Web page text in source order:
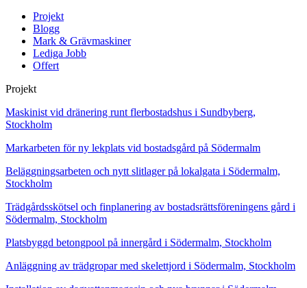
Projekt
Blogg
Mark & Grävmaskiner
Lediga Jobb
Offert
Projekt
Maskinist vid dränering runt flerbostadshus i Sundbyberg,
Stockholm
Markarbeten för ny lekplats vid bostadsgård på Södermalm
Beläggningsarbeten och nytt slitlager på lokalgata i Södermalm,
Stockholm
Trädgårdsskötsel och finplanering av bostadsrättsföreningens gård i
Södermalm, Stockholm
Platsbyggd betongpool på innergård i Södermalm, Stockholm
Anläggning av trädgropar med skelettjord i Södermalm, Stockholm